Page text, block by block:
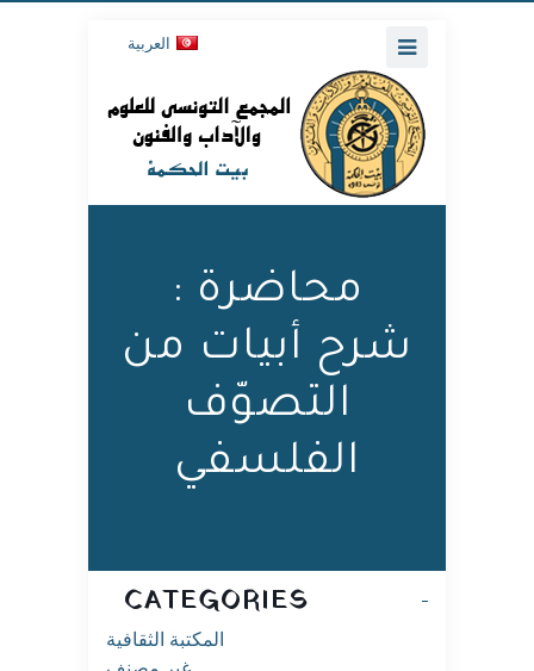
العربية
محاضرة :
شرح أبيات من
التصوّف
الفلسفي
CATEGORIES
المكتبة الثقافية